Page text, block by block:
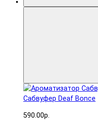
Сабвуфер Deaf Bonce
590.00р.